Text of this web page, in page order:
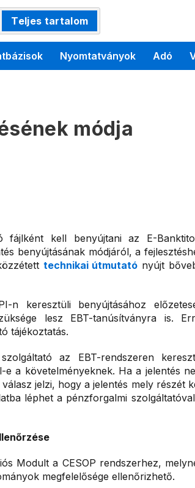
Teljes tartalom
Nyomtatványok Adó
módja
fájlként kell benyújtani az E-
benyújtásának módjáról, a
technikai útmutató nyújt
n keresztüli benyújtásához
lesz EBT-tanúsítványra is.
tájékoztatás.
az EBT-rendszeren
a követelményeknek. Ha a jelentés
jelzi, hogy a jelentés mely részét
léphet a pénzforgalmi
Modult a CESOP rendszerhez,
megfelelősége ellenőrizhető.